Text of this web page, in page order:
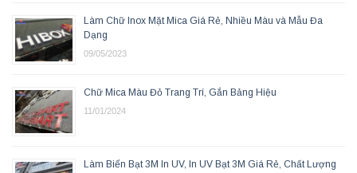
Làm Chữ Inox Mặt Mica Giá Rẻ, Nhiều Màu và Mẫu Đa
Dạng
09/05/2023
Chữ Mica Màu Đỏ Trang Trí, Gắn Bảng Hiệu
11/01/2024
Làm Biển Bạt 3M In UV, In UV Bạt 3M Giá Rẻ, Chất Lượng